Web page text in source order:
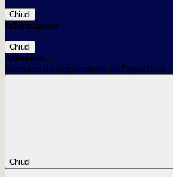
Chiudi
Informazione
Chiudi
Attendere...
Attendere il completamento dell'operazione...
Chiudi